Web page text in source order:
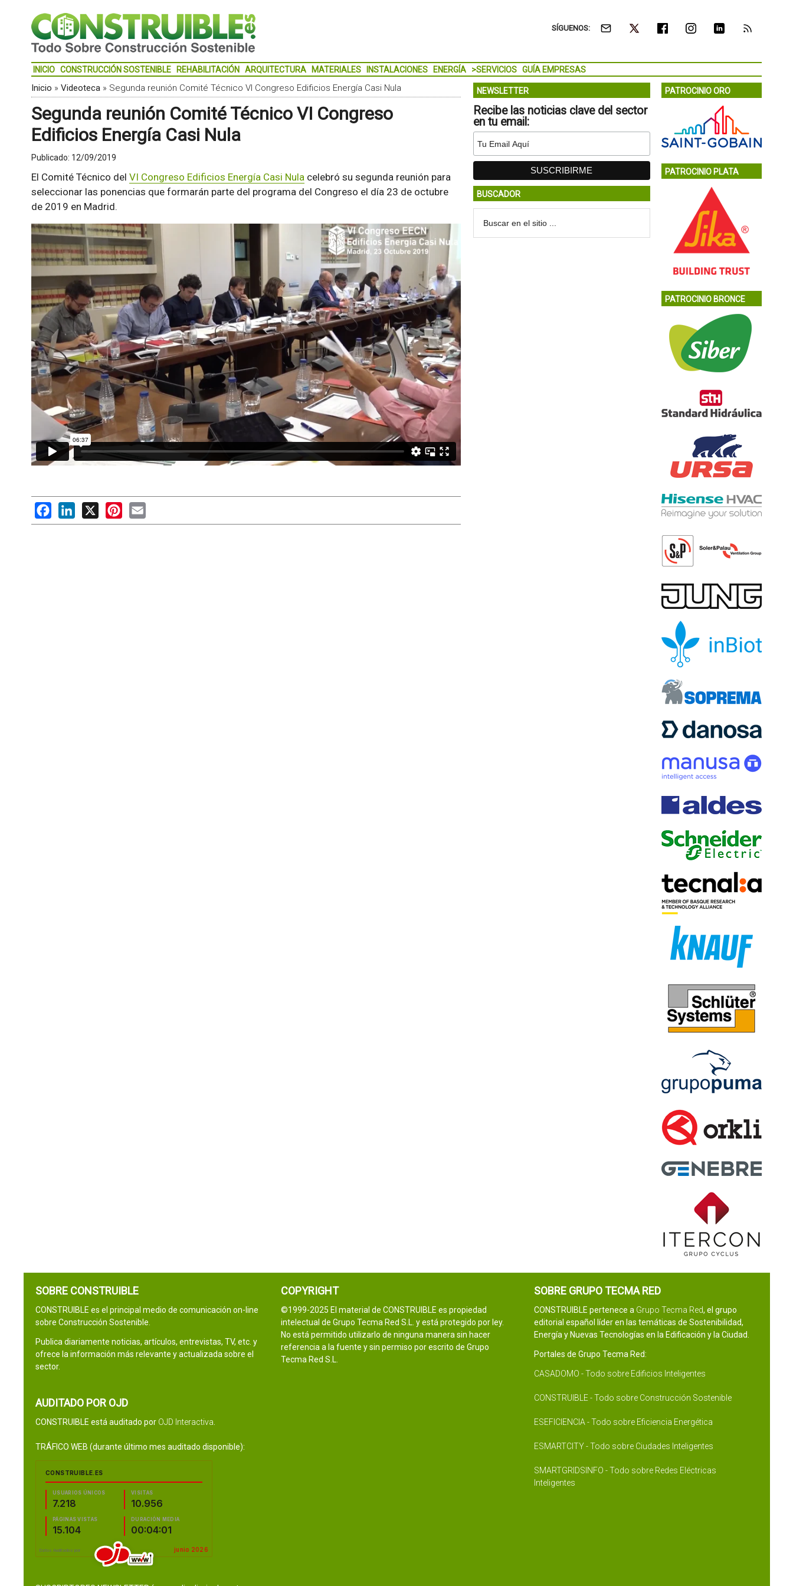
SÍGUENOS:
INICIO CONSTRUCCIÓN SOSTENIBLE REHABILITACIÓN ARQUITECTURA MATERIALES INSTALACIONES ENERGÍA >SERVICIOS GUÍA EMPRESAS
Inicio » Videoteca» Segunda reunión Comité Técnico VI Congreso Edificios Energía Casi Nula
Segunda reunión Comité Técnico VI Congreso
Edificios Energía Casi Nula
Publicado: 12/09/2019
El Comité Técnico del VI Congreso Edificios Energía Casi Nulacelebró su segunda reunión para
seleccionar las ponencias que formarán parte del programa del Congreso el día 23 de octubre
de 2019 en Madrid.
FacebookLinkedIn
X PinterestEmail
NEWSLETTER
Recibe las noticias clave del sector
en tu email:
BUSCADOR
PATROCINIO ORO
PATROCINIO PLATA
PATROCINIO BRONCE
SOBRE CONSTRUIBLE
CONSTRUIBLE es el principal medio de comunicación on-line
sobre Construcción Sostenible.
Publica diariamente noticias, artículos, entrevistas, TV, etc. y
ofrece la información más relevante y actualizada sobre el
sector.
AUDITADO POR OJD
CONSTRUIBLE está auditado por OJD Interactiva
TRÁFICO WEB (durante último mes auditado disponible):
COPYRIGHT
©1999-2025 El material de CONSTRUIBLE es propiedad
intelectual de Grupo Tecma Red S.L. y está protegido por ley.
No está permitido utilizarlo de ninguna manera sin hacer
referencia a la fuente y sin permiso por escrito de Grupo
Tecma Red S.L.
SOBRE GRUPO TECMA RED
CONSTRUIBLE pertenece a Grupo Tecma Red, el grupo
editorial español líder en las temáticas de Sostenibilidad,
Energía y Nuevas Tecnologías en la Edificación y la Ciudad.
Portales de Grupo Tecma Red:
CASADOMO - Todo sobre Edificios Inteligentes
CONSTRUIBLE - Todo sobre Construcción Sostenible
ESEFICIENCIA - Todo sobre Eficiencia Energética
ESMARTCITY - Todo sobre Ciudades Inteligentes
SMARTGRIDSINFO - Todo sobre Redes Eléctricas
Inteligentes